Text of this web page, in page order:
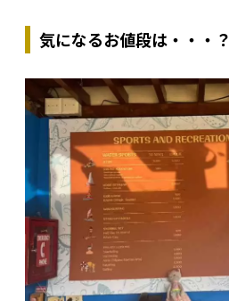
気になるお値段は・・・？